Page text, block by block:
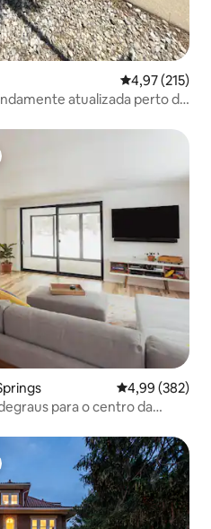
4,97 de uma
4,97 (215)
atualizada perto do
dos hóspedes
4,99 de uma
4,99 (382)
para o centro da
dos hóspedes